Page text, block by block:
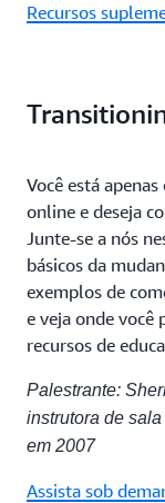
Recursos
Você está
online e deseja
Junte-se a nós
básicos da
exemplos de
e veja onde você
recursos de
Palestrante:
instrutora de
em 2007
Assista sob